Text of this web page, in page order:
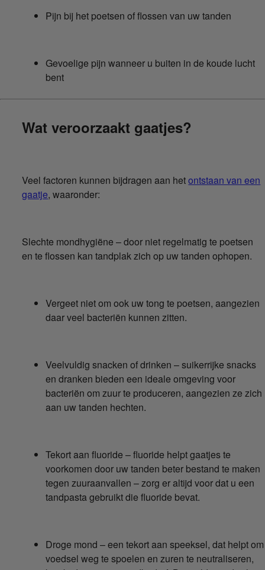
Pijn bij het poetsen of flossen van uw tanden
Gevoelige pijn wanneer u buiten in de koude lucht
bent
Wat veroorzaakt gaatjes?
Veel factoren kunnen bijdragen aan hetontstaan van een
gaatje, waaronder:
Slechte mondhygiëne – door niet regelmatig te poetsen
en te flossen kan tandplak zich op uw tanden ophopen.
Vergeet niet om ook uw tong te poetsen, aangezien
daar veel bacteriën kunnen zitten.
Veelvuldig snacken of drinken – suikerrijke snacks
en dranken bieden een ideale omgeving voor
bacteriën om zuur te produceren, aangezien ze zich
aan uw tanden hechten.
Tekort aan fluoride – fluoride helpt gaatjes te
voorkomen door uw tanden beter bestand te maken
tegen zuuraanvallen – zorg er altijd voor dat u een
tandpasta gebruikt die fluoride bevat.
Droge mond – een tekort aan speeksel, dat helpt om
voedsel weg te spoelen en zuren te neutraliseren,